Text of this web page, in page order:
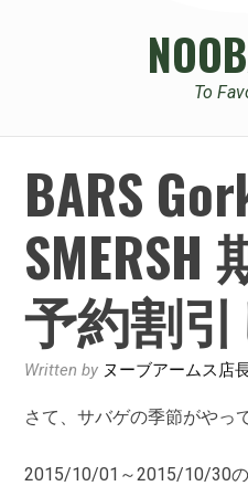
To
BARS
SMERSH
予約割引
Written by ヌーブアームス店
さて、サバゲの季節がやっ
2015/10/01～2015/10/30の